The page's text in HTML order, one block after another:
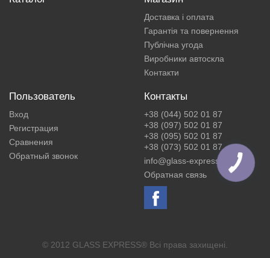
Доставка і оплата
Гарантія та повернення
Публічна угода
Виробники автоскла
Контакти
Пользователь
Вход
Регистрация
Сравнения
Обратный звонок
Контакты
+38 (044) 502 01 87
+38 (097) 502 01 87
+38 (095) 502 01 87
+38 (073) 502 01 87
info@glass-express.ua
Обратная связь
© 2012 GLASS EXPRESS® Всі права захищені.